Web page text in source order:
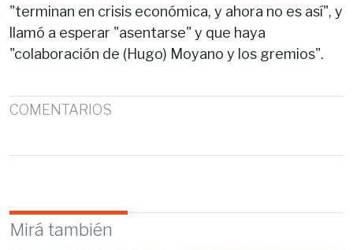
"terminan en crisis económica, y ahora no es así", y
llamó a esperar "asentarse" y que haya
"colaboración de (Hugo) Moyano y los gremios".
COMENTARIOS
Mirá también